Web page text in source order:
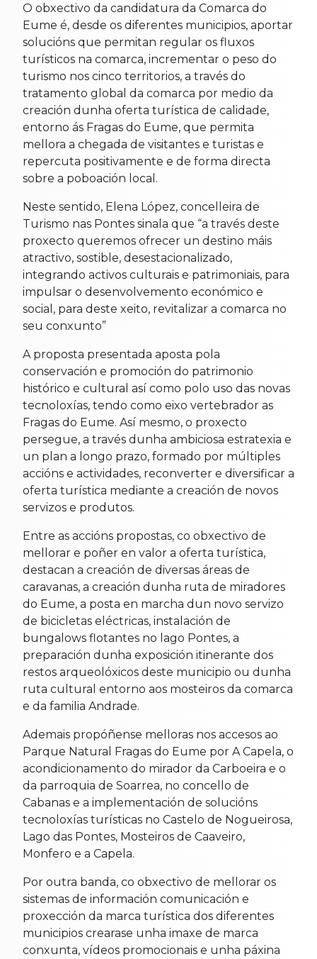
O obxectivo da candidatura da Comarca do
Eume é, desde os diferentes municipios, aportar
solucións que permitan regular os fluxos
turísticos na comarca, incrementar o peso do
turismo nos cinco territorios, a través do
tratamento global da comarca por medio da
creación dunha oferta turística de calidade,
entorno ás Fragas do Eume, que permita
mellora a chegada de visitantes e turistas e
repercuta positivamente e de forma directa
sobre a poboación local.
Neste sentido, Elena López, concelleira de
Turismo nas Pontes sinala que “a través deste
proxecto queremos ofrecer un destino máis
atractivo, sostible, desestacionalizado,
integrando activos culturais e patrimoniais, para
impulsar o desenvolvemento económico e
social, para deste xeito, revitalizar a comarca no
seu conxunto”
A proposta presentada aposta pola
conservación e promoción do patrimonio
histórico e cultural así como polo uso das novas
tecnoloxías, tendo como eixo vertebrador as
Fragas do Eume. Así mesmo, o proxecto
persegue, a través dunha ambiciosa estratexia e
un plan a longo prazo, formado por múltiples
accións e actividades, reconverter e diversificar a
oferta turística mediante a creación de novos
servizos e produtos.
Entre as accións propostas, co obxectivo de
mellorar e poñer en valor a oferta turística,
destacan a creación de diversas áreas de
caravanas, a creación dunha ruta de miradores
do Eume, a posta en marcha dun novo servizo
de bicicletas eléctricas, instalación de
bungalows flotantes no lago Pontes, a
preparación dunha exposición itinerante dos
restos arqueolóxicos deste municipio ou dunha
ruta cultural entorno aos mosteiros da comarca
e da familia Andrade.
Ademais propóñense melloras nos accesos ao
Parque Natural Fragas do Eume por A Capela, o
acondicionamento do mirador da Carboeira e o
da parroquia de Soarrea, no concello de
Cabanas e a implementación de solucións
tecnoloxías turísticas no Castelo de Nogueirosa,
Lago das Pontes, Mosteiros de Caaveiro,
Monfero e a Capela.
Por outra banda, co obxectivo de mellorar os
sistemas de información comunicación e
proxección da marca turística dos diferentes
municipios crearase unha imaxe de marca
conxunta, vídeos promocionais e unha páxina